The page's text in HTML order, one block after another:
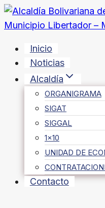
Saltar
al
Inicio
Noticias
Alcaldía
ORGANIGRAMA
SIGAT
SIGGAL
1×10
UNIDAD DE
Contacto